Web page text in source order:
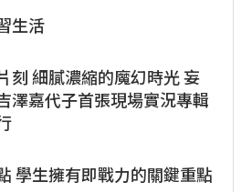
生活
刻 細膩濃縮的魔幻時光 妄
澤嘉代子首張現場實況專輯
學生擁有即戰力的關鍵重點